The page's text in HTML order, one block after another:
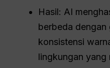
Hasil: AI
berbeda dengan
konsistensi
lingkungan yang